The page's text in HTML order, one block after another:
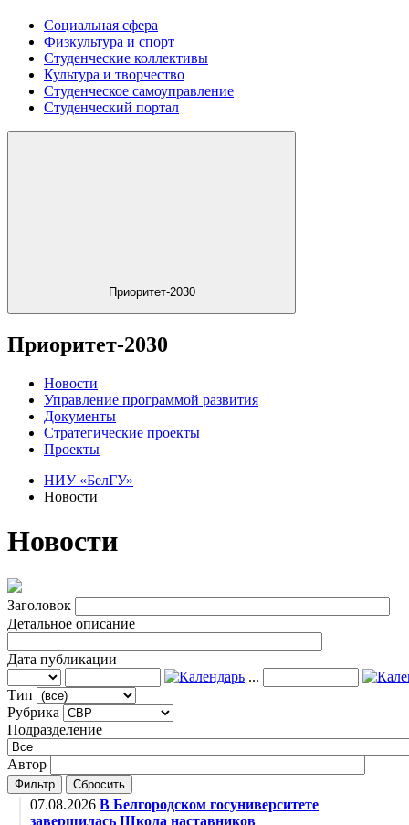
Социальная сфера
Физкультура и спорт
Студенческие коллективы
Культура и творчество
Студенческое самоуправление
Студенческий портал
Приоритет-2030
Приоритет-2030
Новости
Управление программой развития
Документы
Стратегические проекты
Проекты
НИУ «БелГУ»
Новости
Новости
Заголовок
Детальное описание
Дата публикации
...
Тип
Рубрика
Подразделение
Автор
Фильтр Сбросить
07.08.2026 В Белгородском госуниверситете
завершилась Школа наставников